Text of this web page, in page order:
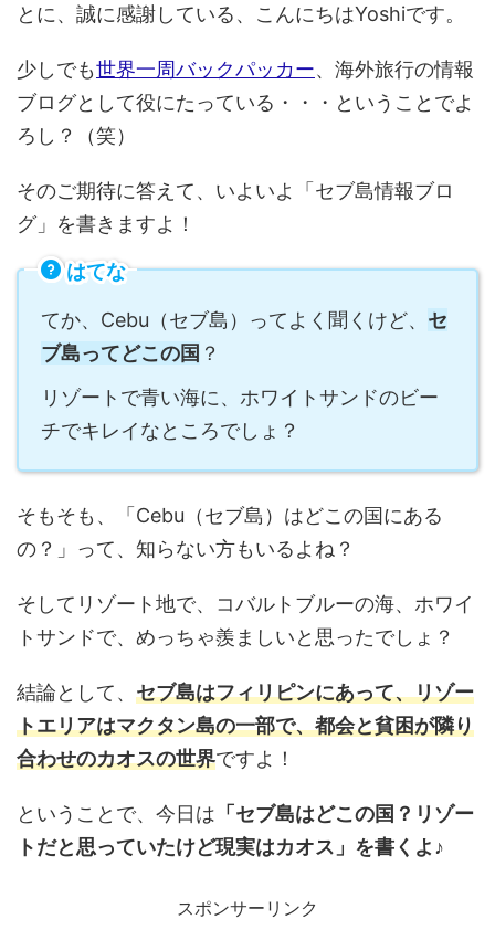
とに、誠に感謝している、こんにちはYoshiです。
少しでも世界一周バックパッカー、海外旅行の情報
ブログとして役にたっている・・・ということでよ
ろし？（笑）
そのご期待に答えて、いよいよ「セブ島情報ブロ
グ」を書きますよ！
はてな
てか、Cebu（セブ島）ってよく聞くけど、 セ
ブ島ってどこの国 ？
リゾートで青い海に、ホワイトサンドのビー
チでキレイなところでしょ？
そもそも、「Cebu（セブ島）はどこの国にある
の？」って、知らない方もいるよね？
そしてリゾート地で、コバルトブルーの海、ホワイ
トサンドで、めっちゃ羨ましいと思ったでしょ？
結論として、 セブ島はフィリピンにあって、リゾー
トエリアはマクタン島の一部で、都会と貧困が隣り
合わせのカオスの世界ですよ！
ということで、今日は 「セブ島はどこの国？リゾー
トだと思っていたけど現実はカオス」を書くよ♪
スポンサーリンク